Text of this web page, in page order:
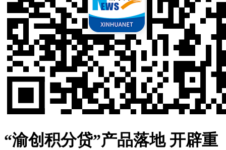
“渝创积分贷”产品落地 开辟重